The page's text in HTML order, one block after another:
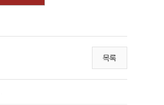
목록